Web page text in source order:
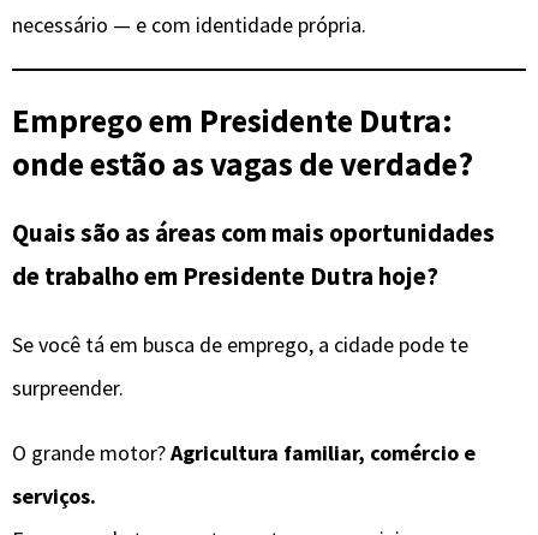
necessário — e com identidade própria.
Emprego em Presidente Dutra:
onde estão as vagas de verdade?
Quais são as áreas com mais oportunidades
de trabalho em Presidente Dutra hoje?
Se você tá em busca de emprego, a cidade pode te
surpreender.
O grande motor?Agricultura familiar, comércio e
serviços.